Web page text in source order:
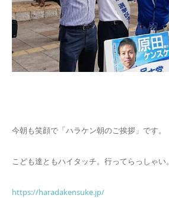
今朝も笑顔で「ハラケン朝のご挨拶」です。
こども達ともハイタッチ。行ってらっしゃい。
https://haradakensuke.jp/